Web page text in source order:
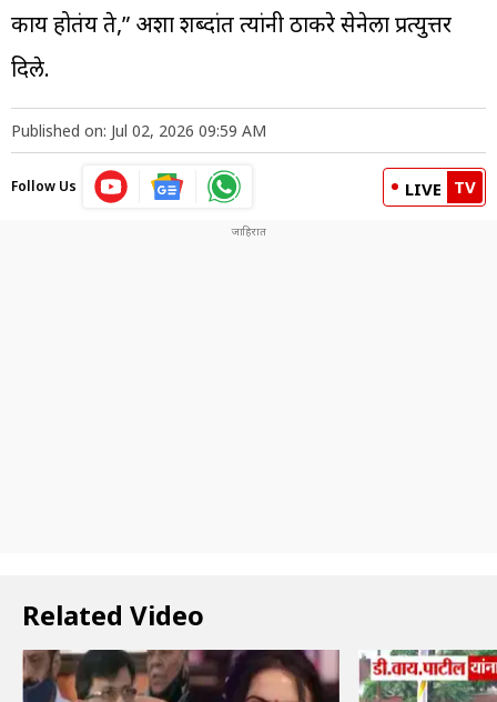
काय होतंय ते,” अशा शब्दांत त्यांनी ठाकरे सेनेला प्रत्युत्तर
दिले.
Published on: Jul 02, 2026 09:59 AM
Follow Us LIVE TV
Related Video